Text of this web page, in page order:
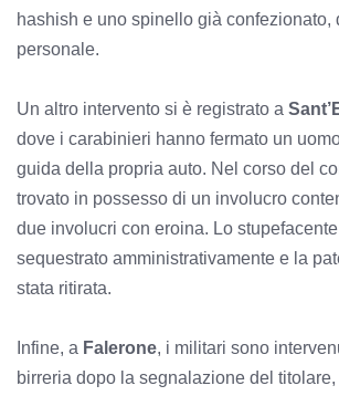
hashish e uno spinello già confezionato,
personale.
Un altro intervento si è registrato a
dove i carabinieri hanno fermato un
guida della propria auto. Nel corso del
trovato in possesso di un involucro
due involucri con eroina. Lo
sequestrato amministrativamente e la
stata ritirata.
Infine, a Falerone, i militari sono
birreria dopo la segnalazione del